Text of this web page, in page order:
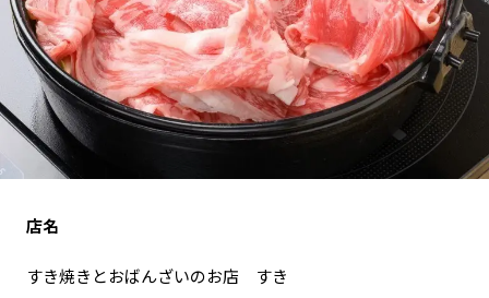
高知エリア
福岡エリア
佐賀エリア
長崎エリア
熊本エリア
大分エリア
宮崎エリア
鹿児島エリア
沖縄エリア
店名
すき焼きとおばんざいのお店 すき